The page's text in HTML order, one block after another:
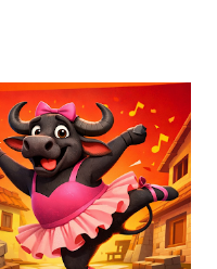
अली खान साहब ने तुम्हें
का फर्क समझाया, उसी तरह यह
है। इस लेख में हम इस कालजयी
शब्दार्थ को विस्तार से समझेंगे।